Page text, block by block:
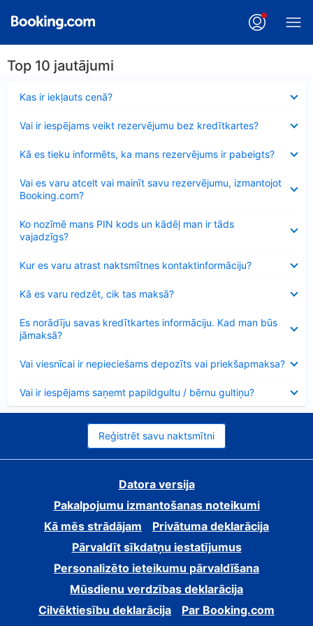
Top 10 jautājumi
Kas ir iekļauts cenā?
Vai ir iespējams veikt rezervējumu bez kredītkartes?
Kā es tieku informēts, ka mans rezervējums ir pabeigts?
Vai es varu atcelt vai mainīt savu rezervējumu, izmantojot
Booking.com?
Ko nozīmē mans PIN kods un kādēļ man ir tāds
vajadzīgs?
Kur es varu atrast naktsmītnes kontaktinformāciju?
Kā es varu redzēt, cik tas maksā?
Es norādīju savas kredītkartes informāciju. Kad man būs
jāmaksā?
Vai viesnīcai ir nepieciešams depozīts vai priekšapmaksa?
Vai ir iespējams saņemt papildgultu / bērnu gultiņu?
Reģistrēt savu naktsmītni
Datora versija
Pakalpojumu izmantošanas noteikumi
Kā mēs strādājam
Privātuma deklarācija
Pārvaldīt sīkdatņu iestatījumus
Personalizēto ieteikumu pārvaldīšana
Mūsdienu verdzības deklarācija
Cilvēktiesību deklarācija
Par Booking.com